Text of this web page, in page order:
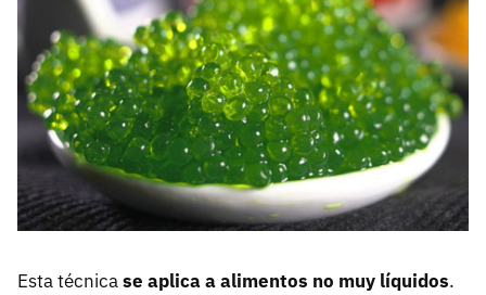
Esta técnicase aplica a alimentos no muy líquidos.